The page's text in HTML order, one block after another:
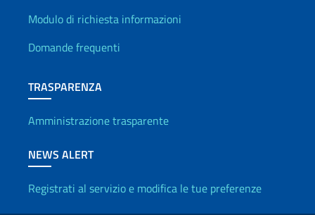
Info utili
Modulo di richiesta informazioni
Domande frequenti
TRASPARENZA
Amministrazione trasparente
NEWS ALERT
Registrati al servizio e modifica le tue preferenze